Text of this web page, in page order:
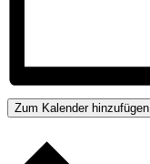
Zum Kalender hinzufügen